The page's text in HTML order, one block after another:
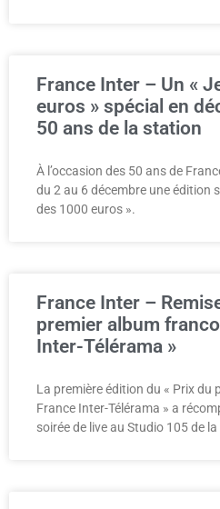
France Inter – Un «
euros » spécial en
50 ans de la station
À l’occasion des 50 ans de
du 2 au 6 décembre une édition
des 1000 euros ».
France Inter –
premier album
Inter-Télérama »
La première édition du « Prix
France Inter-Télérama » a
soirée de live au Studio 105 de la